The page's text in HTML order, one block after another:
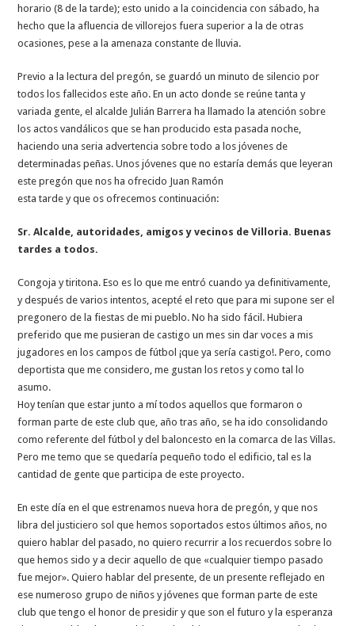
horario (8 de la tarde); esto unido a la coincidencia con sábado, ha
hecho que la afluencia de villorejos fuera superior a la de otras
ocasiones, pese a la amenaza constante de lluvia.
Previo a la lectura del pregón, se guardó un minuto de silencio por
todos los fallecidos este año. En un acto donde se reúne tanta y
variada gente, el alcalde Julián Barrera ha llamado la atención sobre
los actos vandálicos que se han producido esta pasada noche,
haciendo una seria advertencia sobre todo a los jóvenes de
determinadas peñas. Unos jóvenes que no estaría demás que leyeran
este pregón que nos ha ofrecido Juan Ramón
esta tarde y que os ofrecemos continuación:
Sr. Alcalde, autoridades, amigos y vecinos de Villoria. Buenas
tardes a todos.
Congoja y tiritona. Eso es lo que me entró cuando ya definitivamente,
y después de varios intentos, acepté el reto que para mi supone ser el
pregonero de la fiestas de mi pueblo. No ha sido fácil. Hubiera
preferido que me pusieran de castigo un mes sin dar voces a mis
jugadores en los campos de fútbol ¡que ya sería castigo!. Pero, como
deportista que me considero, me gustan los retos y como tal lo
asumo.
Hoy tenían que estar junto a mí todos aquellos que formaron o
forman parte de este club que, año tras año, se ha ido consolidando
como referente del fútbol y del baloncesto en la comarca de las Villas.
Pero me temo que se quedaría pequeño todo el edificio, tal es la
cantidad de gente que participa de este proyecto.
En este día en el que estrenamos nueva hora de pregón, y que nos
libra del justiciero sol que hemos soportados estos últimos años, no
quiero hablar del pasado, no quiero recurrir a los recuerdos sobre lo
que hemos sido y a decir aquello de que «cualquier tiempo pasado
fue mejor». Quiero hablar del presente, de un presente reflejado en
ese numeroso grupo de niños y jóvenes que forman parte de este
club que tengo el honor de presidir y que son el futuro y la esperanza